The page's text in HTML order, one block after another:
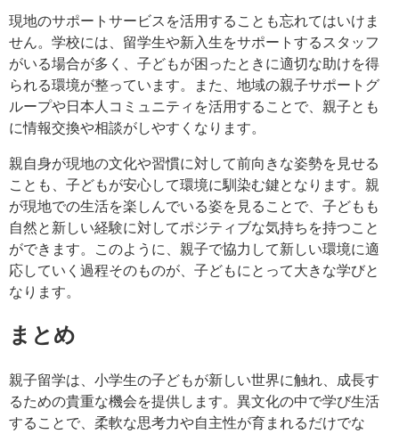
現地のサポートサービスを活用することも忘れてはいけま
せん。学校には、留学生や新入生をサポートするスタッフ
がいる場合が多く、子どもが困ったときに適切な助けを得
られる環境が整っています。また、地域の親子サポートグ
ループや日本人コミュニティを活用することで、親子とも
に情報交換や相談がしやすくなります。
親自身が現地の文化や習慣に対して前向きな姿勢を見せる
ことも、子どもが安心して環境に馴染む鍵となります。親
が現地での生活を楽しんでいる姿を見ることで、子どもも
自然と新しい経験に対してポジティブな気持ちを持つこと
ができます。このように、親子で協力して新しい環境に適
応していく過程そのものが、子どもにとって大きな学びと
なります。
まとめ
親子留学は、小学生の子どもが新しい世界に触れ、成長す
るための貴重な機会を提供します。異文化の中で学び生活
することで、柔軟な思考力や自主性が育まれるだけでな